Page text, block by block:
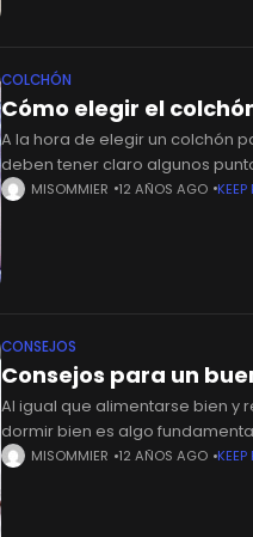
COLCHÓN
Cómo elegir el
A la hora de elegir un colchón
deben tener claro algunos
colchón que asegure
MISOMMIER 12 AÑOS AGO
CONSEJOS
Consejos para un
Al igual que alimentarse bien y
dormir bien es algo
Para lograrlo se debe tener un
MISOMMIER 12 AÑOS AGO